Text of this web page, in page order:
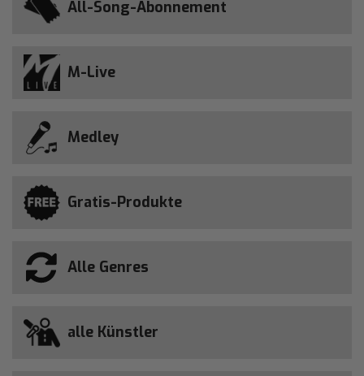
All-Song-Abonnement
M-Live
Medley
Gratis-Produkte
Alle Genres
alle Künstler